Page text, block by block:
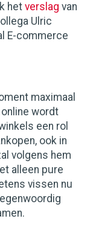
het verslag van
Ulric
E-commerce
maximaal
wordt
een rol
ook in
volgens hem
alleen pure
vissen nu